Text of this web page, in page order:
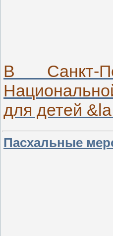
В Санкт-
для детей &la
Пасхальные